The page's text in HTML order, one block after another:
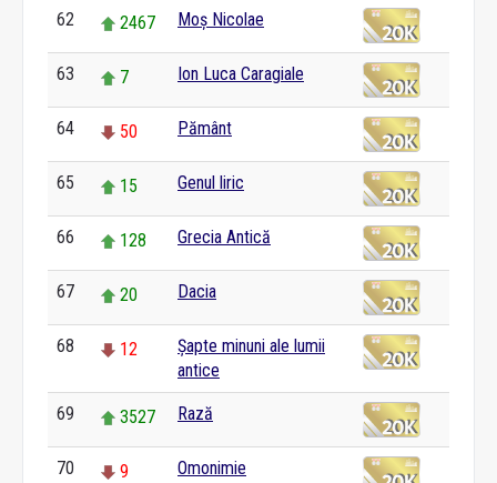
62 2467 Moș Nicolae
63 7 Ion Luca Caragiale
64 50 Pământ
65 15 Genul liric
66 128 Grecia Antică
67 20 Dacia
68 12
Șapte minuni ale lumii
antice
69 3527 Rază
70 9 Omonimie